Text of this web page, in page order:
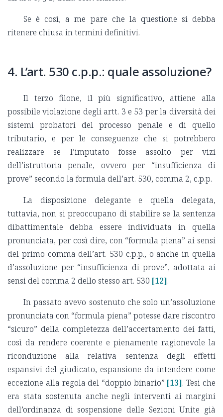
Se è così, a me pare che la questione si debba
ritenere chiusa in termini definitivi.
4. L’art. 530 c.p.p.: quale assoluzione?
Il terzo filone, il più significativo, attiene alla
possibile violazione degli artt. 3 e 53 per la diversità dei
sistemi probatori del processo penale e di quello
tributario, e per le conseguenze che si potrebbero
realizzare se l’imputato fosse assolto per vizi
dell’istruttoria penale, ovvero per “insufficienza di
prove” secondo la formula dell’art. 530, comma 2, c.p.p.
La disposizione delegante e quella delegata,
tuttavia, non si preoccupano di stabilire se la sentenza
dibattimentale debba essere individuata in quella
pronunciata, per così dire, con “formula piena” ai sensi
del primo comma dell’art. 530 c.p.p., o anche in quella
d’assoluzione per “insufficienza di prove”, adottata ai
sensi del comma 2 dello stesso art. 530 [12].
In passato avevo sostenuto che solo un’assoluzione
pronunciata con “formula piena” potesse dare riscontro
“sicuro” della completezza dell’accertamento dei fatti,
così da rendere coerente e pienamente ragionevole la
riconduzione alla relativa sentenza degli effetti
espansivi del giudicato, espansione da intendere come
eccezione alla regola del “doppio binario” [13]. Tesi che
era stata sostenuta anche negli interventi ai margini
dell’ordinanza di sospensione delle Sezioni Unite già